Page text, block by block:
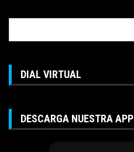
for:
DIAL VIRTUAL
DESCARGA NUESTRA APP